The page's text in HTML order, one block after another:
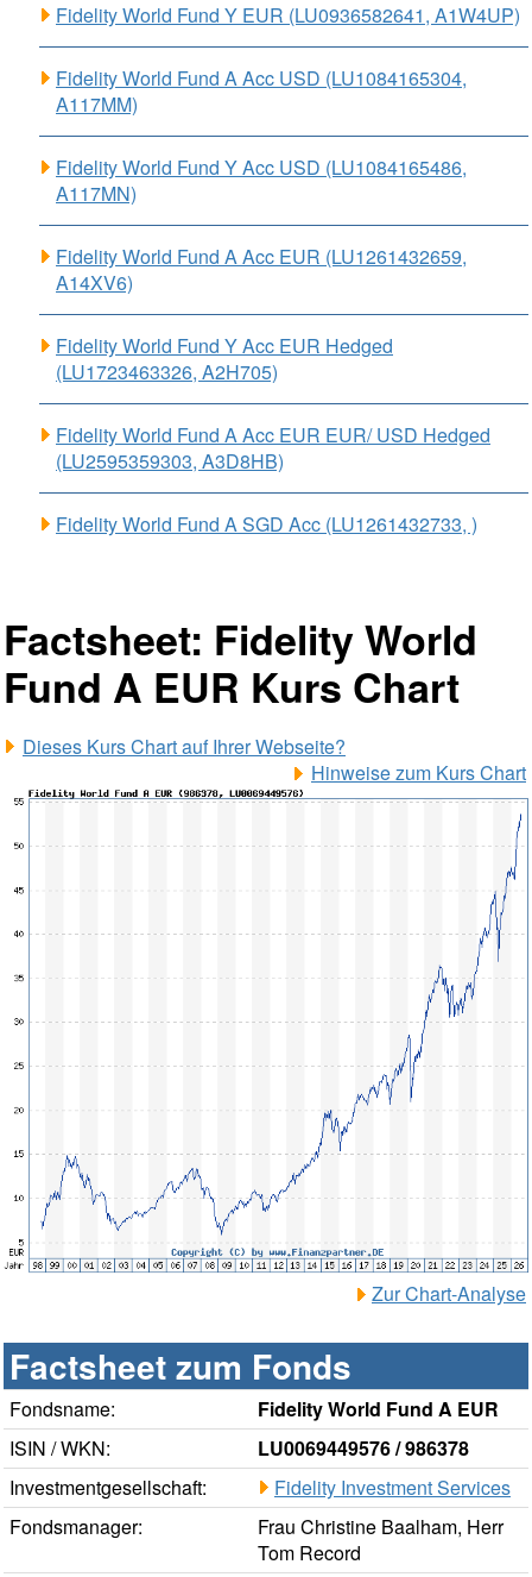
Fidelity World Fund Y EUR (LU0936582641, A1W4UP)
Fidelity World Fund A Acc USD (LU1084165304,
A117MM)
Fidelity World Fund Y Acc USD (LU1084165486,
A117MN)
Fidelity World Fund A Acc EUR (LU1261432659,
A14XV6)
Fidelity World Fund Y Acc EUR Hedged
(LU1723463326, A2H705)
Fidelity World Fund A Acc EUR EUR/ USD Hedged
(LU2595359303, A3D8HB)
Fidelity World Fund A SGD Acc (LU1261432733, )
Factsheet: Fidelity World
Fund A EUR Kurs Chart
Dieses Kurs Chart auf Ihrer Webseite?
Hinweise zum Kurs Chart
Zur Chart-Analyse
Factsheet zum Fonds
Fondsname:
Fidelity World Fund A EUR
ISIN / WKN:
LU0069449576 / 986378
Investmentgesellschaft:
Fidelity Investment Services
Fondsmanager:
Frau Christine Baalham, Herr
Tom Record